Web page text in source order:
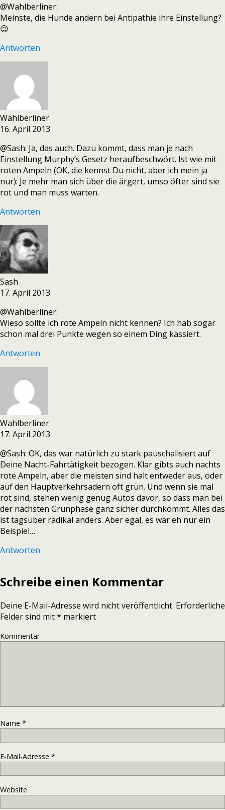
@Wahlberliner:
Meinste, die Hunde ändern bei Antipathie ihre Einstellung?
😉
Antworten
Wahlberliner
16. April 2013
@Sash: Ja, das auch. Dazu kommt, dass man je nach
Einstellung Murphy’s Gesetz heraufbeschwört. Ist wie mit
roten Ampeln (OK, die kennst Du nicht, aber ich mein ja
nur): Je mehr man sich über die ärgert, umso öfter sind sie
rot und man muss warten.
Antworten
Sash
17. April 2013
@Wahlberliner:
Wieso sollte ich rote Ampeln nicht kennen? Ich hab sogar
schon mal drei Punkte wegen so einem Ding kassiert.
Antworten
Wahlberliner
17. April 2013
@Sash: OK, das war natürlich zu stark pauschalisiert auf
Deine Nacht-Fahrtätigkeit bezogen. Klar gibts auch nachts
rote Ampeln, aber die meisten sind halt entweder aus, oder
auf den Hauptverkehrsadern oft grün. Und wenn sie mal
rot sind, stehen wenig genug Autos davor, so dass man bei
der nächsten Grünphase ganz sicher durchkommt. Alles das
ist tagsüber radikal anders. Aber egal, es war eh nur ein
Beispiel…
Antworten
Schreibe einen Kommentar
Deine E-Mail-Adresse wird nicht veröffentlicht. Erforderliche
Felder sind mit* markiert
Kommentar
Name *
E-Mail-Adresse *
Website